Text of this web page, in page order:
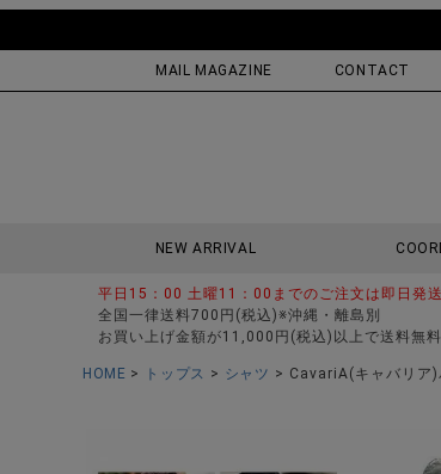
MAIL MAGAZINE CONTACT
NEW ARRIVAL
平日15：00 土曜11：00までのご注文は即日発
全国一律送料700円(税込)※沖縄・離島別
お買い上げ金額が11,000円(税込)以上で送料無
HOME トップス シャツ CavariA(キャバリア